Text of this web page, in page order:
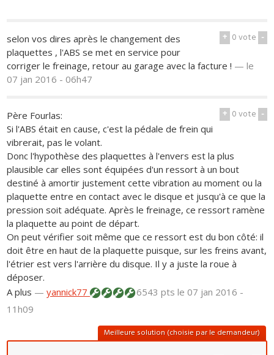
+ 0vote -
selon vos dires après le changement des
plaquettes , l'ABS se met en service pour
corriger le freinage, retour au garage avec la facture ! —le
07 jan 2016 - 06h47
+ 0vote -
Père Fourlas:
Si l'ABS était en cause, c'est la pédale de frein qui
vibrerait, pas le volant.
Donc l'hypothèse des plaquettes à l'envers est la plus
plausible car elles sont équipées d'un ressort à un bout
destiné à amortir justement cette vibration au moment ou la
plaquette entre en contact avec le disque et jusqu'à ce que la
pression soit adéquate. Après le freinage, ce ressort ramène
la plaquette au point de départ.
On peut vérifier soit même que ce ressort est du bon côté: il
doit être en haut de la plaquette puisque, sur les freins avant,
l'étrier est vers l'arrière du disque. Il y a juste la roue à
déposer.
A plus —yannick77 6543 ptsle 07 jan 2016 -
11h09
Meilleure solution (choisie par le demandeur)